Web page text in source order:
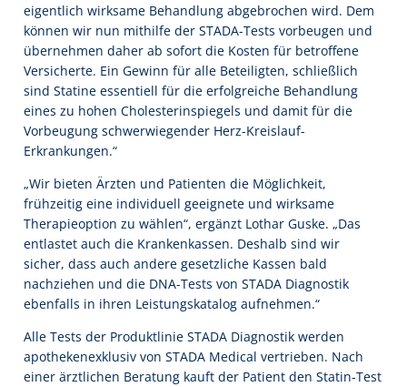
eigentlich wirksame Behandlung abgebrochen wird. Dem
können wir nun mithilfe der STADA-Tests vorbeugen und
übernehmen daher ab sofort die Kosten für betroffene
Versicherte. Ein Gewinn für alle Beteiligten, schließlich
sind Statine essentiell für die erfolgreiche Behandlung
eines zu hohen Cholesterinspiegels und damit für die
Vorbeugung schwerwiegender Herz-Kreislauf-
Erkrankungen.“
„Wir bieten Ärzten und Patienten die Möglichkeit,
frühzeitig eine individuell geeignete und wirksame
Therapieoption zu wählen“, ergänzt Lothar Guske. „Das
entlastet auch die Krankenkassen. Deshalb sind wir
sicher, dass auch andere gesetzliche Kassen bald
nachziehen und die DNA-Tests von STADA Diagnostik
ebenfalls in ihren Leistungskatalog aufnehmen.“
Alle Tests der Produktlinie STADA Diagnostik werden
apothekenexklusiv von STADA Medical vertrieben. Nach
einer ärztlichen Beratung kauft der Patient den Statin-Test